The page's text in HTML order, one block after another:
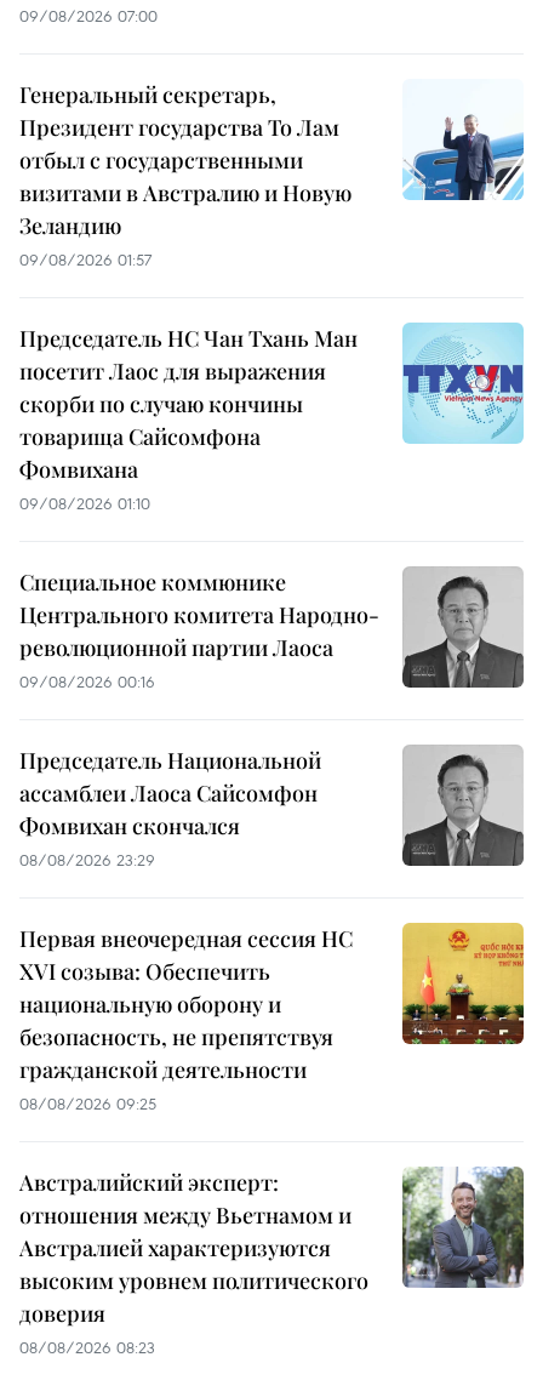
09/08/2026 07:00
Генеральный секретарь,
Президент государства То Лам
отбыл с государственными
визитами в Австралию и Новую
Зеландию
09/08/2026 01:57
Председатель НС Чан Тхань Ман
посетит Лаос для выражения
скорби по случаю кончины
товарища Сайсомфона
Фомвихана
09/08/2026 01:10
Специальное коммюнике
Центрального комитета Народно-
революционной партии Лаоса
09/08/2026 00:16
Председатель Национальной
ассамблеи Лаоса Сайсомфон
Фомвихан скончался
08/08/2026 23:29
Первая внеочередная сессия НС
XVI созыва: Обеспечить
национальную оборону и
безопасность, не препятствуя
гражданской деятельности
08/08/2026 09:25
Австралийский эксперт:
отношения между Вьетнамом и
Австралией характеризуются
высоким уровнем политического
доверия
08/08/2026 08:23